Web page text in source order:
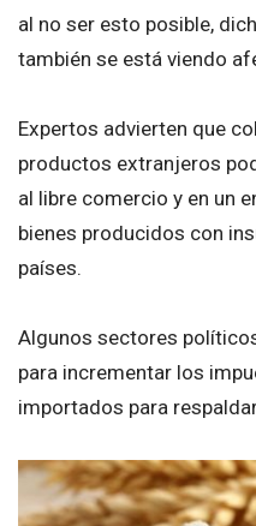
al no ser esto posible,
también se está viendo
Expertos advierten que
productos extranjeros
al libre comercio y en un
bienes producidos con
países.
Algunos sectores
para incrementar los
importados para